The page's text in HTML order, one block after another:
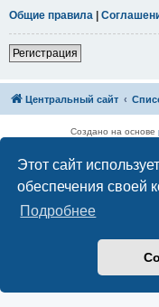
Этот сайт
обеспечения своей
Подробнее
Общие правила |
Регистрация
Центральный сайт
Создано на основе